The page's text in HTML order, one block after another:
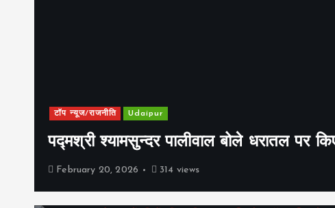
टॉप न्यूज/राजनीति Udaipur
पद्मश्री श्यामसुन्दर पालीवाल बोले धरातल पर
February 20, 2026 314 views